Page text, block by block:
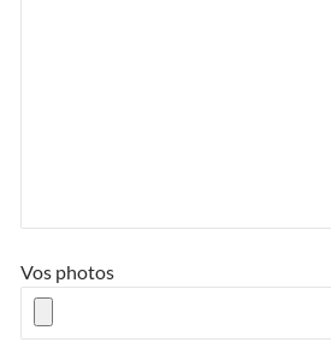
Vos photos